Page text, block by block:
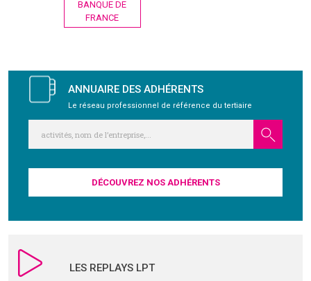
GRAVITY
PUBLICATIONS
l’article
BANQUE DE
FRANCE
ANNUAIRE DES ADHÉRENTS
Le réseau professionnel de référence du tertiaire
DÉCOUVREZ NOS ADHÉRENTS
LES REPLAYS LPT